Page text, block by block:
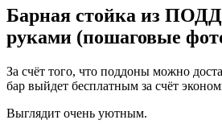
Барная стойка из
руками (пошаговые
За счёт того, что поддоны можно
бар выйдет бесплатным за счёт
Выглядит очень уютным.